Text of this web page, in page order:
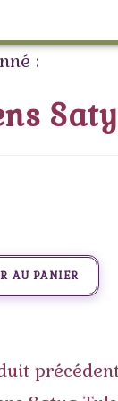
:
AU PANIER